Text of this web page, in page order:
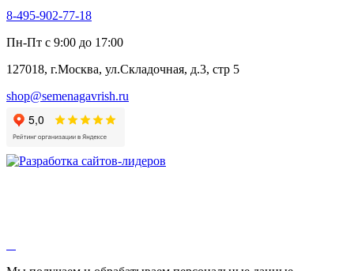
Алтей
Бессмертник
Валериана
Валерианелла
Гибискус лекарственный
Девясил
Душица
Змееголовник
8-495-902-77-18
Пн-Пт с 9:00 до 17:00
127018, г.Москва, ул.Складочная, д.3, стр 5
shop@semenagavrish.ru